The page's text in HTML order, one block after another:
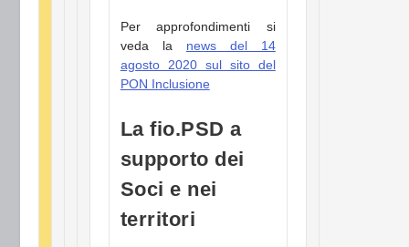
Per approfondimenti si
veda la news del 14
agosto 2020 sul sito del
PON Inclusione
La fio.PSD a
supporto dei
Soci e nei
territori